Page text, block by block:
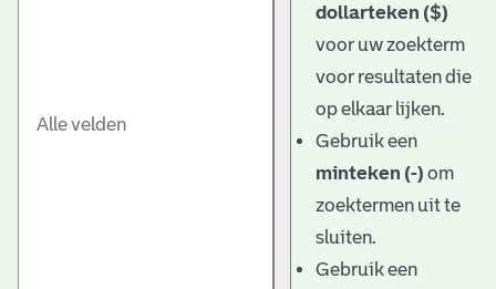
dollarteken ($)
voor uw zoekterm
voor resultaten die
op elkaar lijken.
Gebruik een
minteken (-) om
zoektermen uit te
sluiten.
Gebruik een